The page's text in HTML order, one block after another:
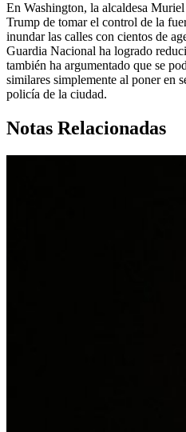
En Washington, la alcaldesa
Trump de tomar el control de la
inundar las calles con cientos de
Guardia Nacional ha logrado
también ha argumentado que se
similares simplemente al poner en
policía de la ciudad.
Notas Relacionadas